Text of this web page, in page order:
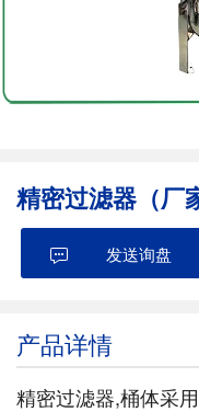
精密过滤器（厂
发送询盘
产品详情
精密过滤器,桶体采